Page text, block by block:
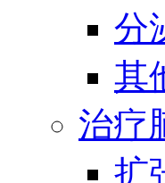
分
其
治疗
扩